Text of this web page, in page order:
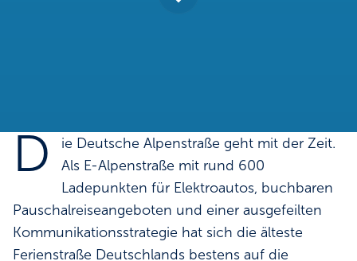
D
ie Deutsche Alpenstraße geht mit der Zeit.
Als E-Alpenstraße mit rund 600
Ladepunkten für Elektroautos, buchbaren
Pauschalreiseangeboten und einer ausgefeilten
Kommunikationsstrategie hat sich die älteste
Ferienstraße Deutschlands bestens auf die